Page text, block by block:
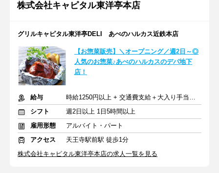
株式会社キャピタル東洋亭本店
グリルキャピタル東洋亭DELI あべのハルカス近鉄本店
【お惣菜販売】＼オープニング／週2日～◎
人気のお惣菜♪あべのハルカスのデパ地下
店！
給与
時給1250円以上 + 交通費支給＋大入り手当あり
シフト
週2日以上 1日5時間以上
雇用形態
アルバイト・パート
アクセス
天王寺駅前駅 徒歩1分
株式会社キャピタル東洋亭本店の求人一覧を見る